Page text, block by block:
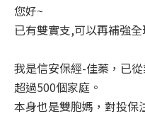
您好~
已有雙實支,可以再補強
我是信安保經-佳蓁，已
超過500個家庭。
本身也是雙胞媽，對投保